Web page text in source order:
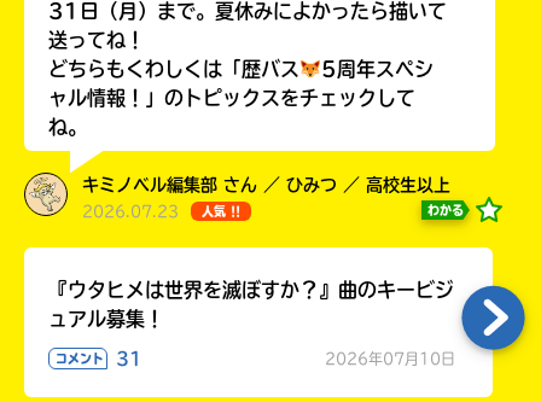
31日（月）まで。夏休みによかったら描いて
送ってね！
どちらもくわしくは「歴バス
5周年スペシ
ャル情報！」のトピックスをチェックして
ね。
キミノベル編集部 さん ／ ひみつ ／ 高校生以上
2026.07.23 人気 !! わかる
『ウタヒメは世界を滅ぼすか？』曲のキービジ
ュアル募集！
コメント 31 2026年07月10日